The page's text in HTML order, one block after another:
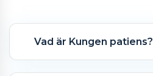
Vad är Kungen patiens?